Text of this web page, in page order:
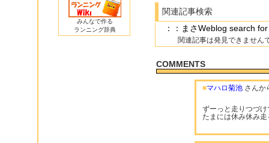
みんなで作る
ランニング辞典
関連記事検索
：：まさWeblog search
関連記事は発見できません
COMMENTS
■マハロ菊池 さんか
ずーっと走りつづ
たまには休み休み